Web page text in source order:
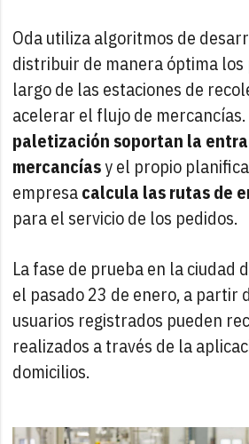
Oda utiliza algoritmos de
distribuir de manera óptima
largo de las estaciones de
acelerar el flujo de mercancías.
paletización soportan la
mercancíasy el propio
empresacalcula las rutas de
para el servicio de los pedidos.
La fase de prueba en la ciudad
el pasado 23 de enero, a partir
usuarios registrados pueden
realizados a través de la
domicilios.